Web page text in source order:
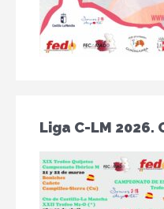
Liga C-LM 2026.